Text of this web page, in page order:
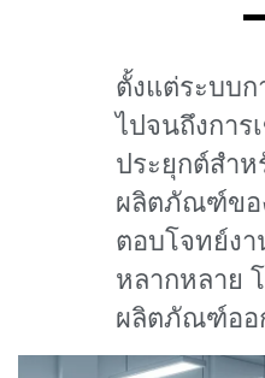
ตั้งแต่ระบบ
ไปจนถึงการ
ประยุกต์สำ
ผลิตภัณฑ์ของ
ตอบโจทย์ง
หลากหลาย
ผลิตภัณฑ์ออ